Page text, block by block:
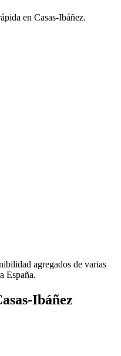
en Casas-Ibáñez.
agregados de varias
España.
Ibáñez